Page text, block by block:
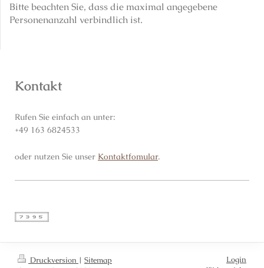
Bitte beachten Sie, dass die maximal angegebene
Personenanzahl verbindlich ist.
Kontakt
Rufen Sie einfach an unter:
+49 163 6824533
oder nutzen Sie unser Kontaktfomular.
Druckversion | Sitemap
Login